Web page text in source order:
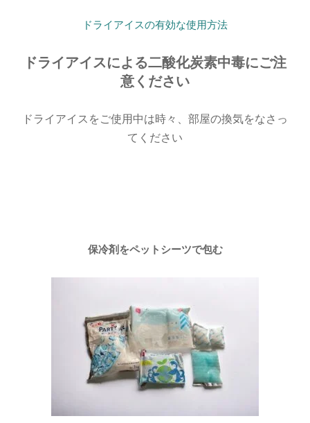
ドライアイスの有効な使用方法
ドライアイスによる二酸化炭素中毒にご注
意ください
ドライアイスをご使用中は時々、部屋の換気をなさっ
てください
保冷剤をペットシーツで包む